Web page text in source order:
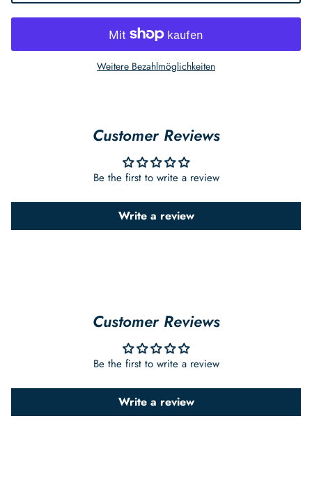
Weitere Bezahlmöglichkeiten
Customer Reviews
Be the first to write a review
Write a review
Customer Reviews
Be the first to write a review
Write a review